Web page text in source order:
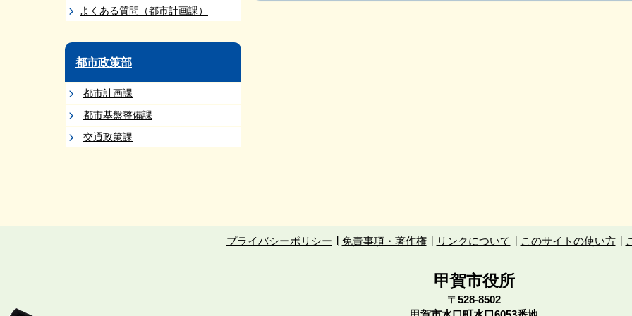
よくある質問（都市計画課）
都市政策部
都市計画課
都市基盤整備課
交通政策課
プライバシーポリシー 免責事項・著作権 リンクについて このサイトの使い方
甲賀市役所
〒528-8502